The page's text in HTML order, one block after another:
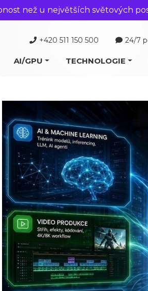
než u největších světových
+420 511 150 500 24/7
AI/GPU TECHNOLOGIE